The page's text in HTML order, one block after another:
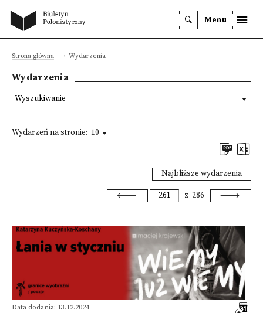
Menu
Strona główna Wydarzenia
Wydarzenia
Wydarzeń na stronie: 10
Najbliższe wydarzenia
z 286
Data dodania: 13.12.2024
Wyszukiwanie